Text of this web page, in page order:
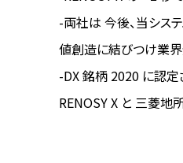
-両社は 今後、当シス
値創造に結びつけ業
-DX 銘柄 2020 に認定
RENOSY X と 三菱地